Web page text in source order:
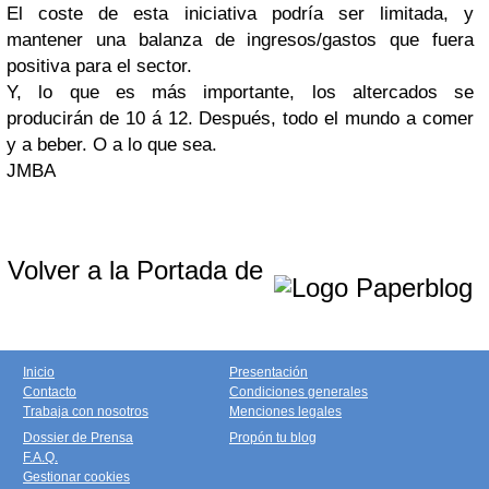
El coste de esta iniciativa podría ser limitada, y
mantener una balanza de ingresos/gastos que fuera
positiva para el sector.
Y, lo que es más importante, los altercados se
producirán de 10 á 12. Después, todo el mundo a comer
y a beber. O a lo que sea.
JMBA
Volver a la Portada de
Inicio
Contacto
Trabaja con nosotros
Presentación
Condiciones generales
Menciones legales
Dossier de Prensa
F.A.Q.
Gestionar cookies
Propón tu blog